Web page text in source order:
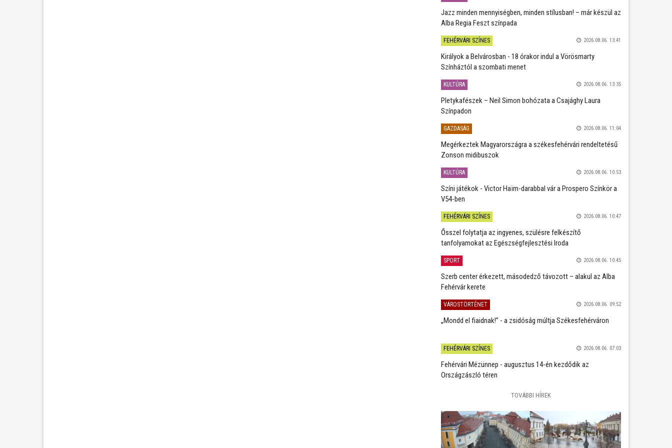
Jazz minden mennyiségben, minden stílusban! – már készül az
Alba Regia Feszt színpada
FEHÉRVÁRI SZÍNES 2026.08.06. 13:41
Királyok a Belvárosban - 18 órakor indul a Vörösmarty
Színháztól a szombati menet
KULTÚRA 2026.08.06. 13:35
Pletykafészek – Neil Simon bohózata a Csajághy Laura
Színpadon
GAZDASÁG 2026.08.06. 11:04
Megérkeztek Magyarországra a székesfehérvári rendeltetésű
Zonson midibuszok
KULTÚRA 2026.08.06. 10:53
Színi játékok - Victor Haïm-darabbal vár a Prospero Színkör a
V54-ben
FEHÉRVÁRI SZÍNES 2026.08.06. 10:47
Ősszel folytatja az ingyenes, szülésre felkészítő
tanfolyamokat az Egészségfejlesztési Iroda
SPORT 2026.08.06. 10:45
Szerb center érkezett, másodedző távozott – alakul az Alba
Fehérvár kerete
VÁROSTÖRTÉNET 2026.08.06. 09:52
„Mondd el fiaidnak!” - a zsidóság múltja Székesfehérváron
FEHÉRVÁRI SZÍNES 2026.08.06. 07:03
Fehérvári Mézünnep - augusztus 14-én kezdődik az
Országzászló téren
TOVÁBBI HÍREK